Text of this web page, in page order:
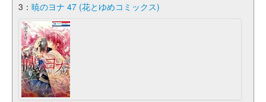
3： 暁のヨナ 47 (花とゆめコミックス)